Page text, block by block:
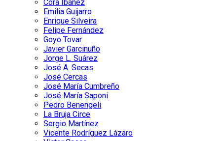
Cora Ibáñez
Emilia Guijarro
Enrique Silveira
Felipe Fernández
Goyo Tovar
Javier Garcinuño
Jorge L. Suárez
José A. Secas
José Cercas
José María Cumbreño
José María Saponi
Pedro Benengeli
La Bruja Circe
Sergio Martínez
Vicente Rodríguez Lázaro